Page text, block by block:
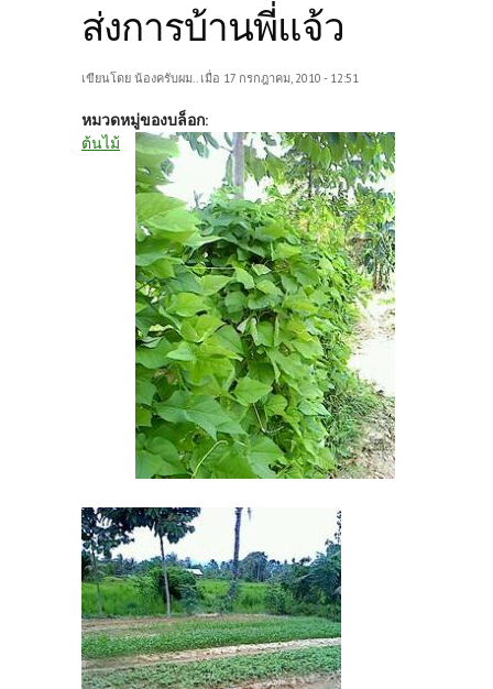
ส่งการบ้านพี่แจ้ว
เขียนโดย น้องครับผม..เมื่อ 17 กรกฎาคม, 2010 - 12:51
หมวดหมู่ของบล็อก:
ต้นไม้